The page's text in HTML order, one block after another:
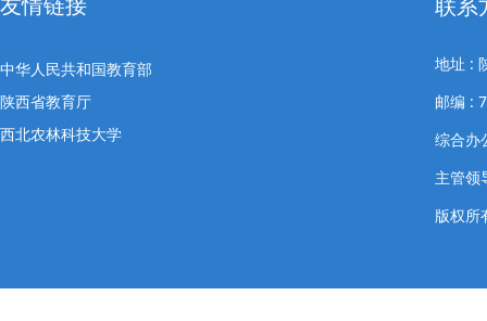
中华人民共和国教育部
陕西省教育厅
西北农林科技大学
联系
地址 :
邮编 :
综合办
主管
版权